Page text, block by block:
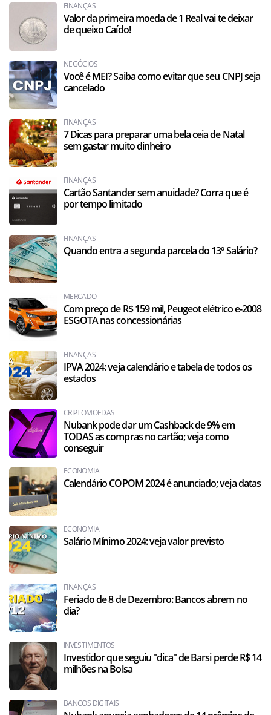
FINANÇAS
Valor da primeira moeda de 1 Real vai te deixar
de queixo Caído!
NEGÓCIOS
Você é MEI? Saiba como evitar que seu CNPJ seja
cancelado
FINANÇAS
7 Dicas para preparar uma bela ceia de Natal
sem gastar muito dinheiro
FINANÇAS
Cartão Santander sem anuidade? Corra que é
por tempo limitado
FINANÇAS
Quando entra a segunda parcela do 13º Salário?
MERCADO
Com preço de R$ 159 mil, Peugeot elétrico e-2008
ESGOTA nas concessionárias
FINANÇAS
IPVA 2024: veja calendário e tabela de todos os
estados
CRIPTOMOEDAS
Nubank pode dar um Cashback de 9% em
TODAS as compras no cartão; veja como
conseguir
ECONOMIA
Calendário COPOM 2024 é anunciado; veja datas
ECONOMIA
Salário Mínimo 2024: veja valor previsto
FINANÇAS
Feriado de 8 de Dezembro: Bancos abrem no
dia?
INVESTIMENTOS
Investidor que seguiu "dica" de Barsi perde R$ 14
milhões na Bolsa
BANCOS DIGITAIS